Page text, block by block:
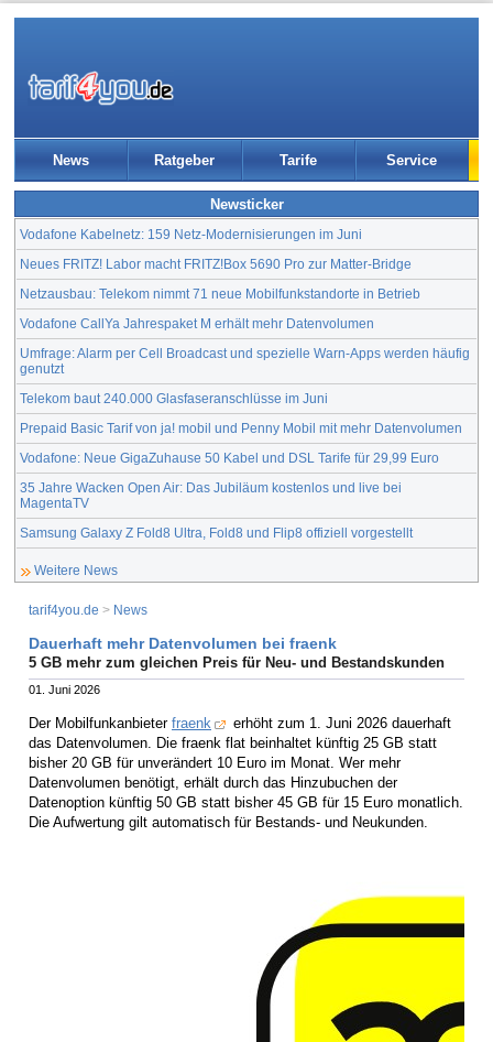
News Ratgeber Tarife Service
Newsticker
Vodafone Kabelnetz: 159 Netz-Modernisierungen im Juni
Neues FRITZ! Labor macht FRITZ!Box 5690 Pro zur Matter-Bridge
Netzausbau: Telekom nimmt 71 neue Mobilfunkstandorte in Betrieb
Vodafone CallYa Jahrespaket M erhält mehr Datenvolumen
Umfrage: Alarm per Cell Broadcast und spezielle Warn-Apps werden häufig
genutzt
Telekom baut 240.000 Glasfaseranschlüsse im Juni
Prepaid Basic Tarif von ja! mobil und Penny Mobil mit mehr Datenvolumen
Vodafone: Neue GigaZuhause 50 Kabel und DSL Tarife für 29,99 Euro
35 Jahre Wacken Open Air: Das Jubiläum kostenlos und live bei
MagentaTV
Samsung Galaxy Z Fold8 Ultra, Fold8 und Flip8 offiziell vorgestellt
Weitere News
tarif4you.de > News
Dauerhaft mehr Datenvolumen bei fraenk
5 GB mehr zum gleichen Preis für Neu- und Bestandskunden
01. Juni 2026
Der Mobilfunkanbieter fraenk
erhöht zum 1. Juni 2026 dauerhaft
das Datenvolumen. Die fraenk flat beinhaltet künftig 25 GB statt
bisher 20 GB für unverändert 10 Euro im Monat. Wer mehr
Datenvolumen benötigt, erhält durch das Hinzubuchen der
Datenoption künftig 50 GB statt bisher 45 GB für 15 Euro monatlich.
Die Aufwertung gilt automatisch für Bestands- und Neukunden.